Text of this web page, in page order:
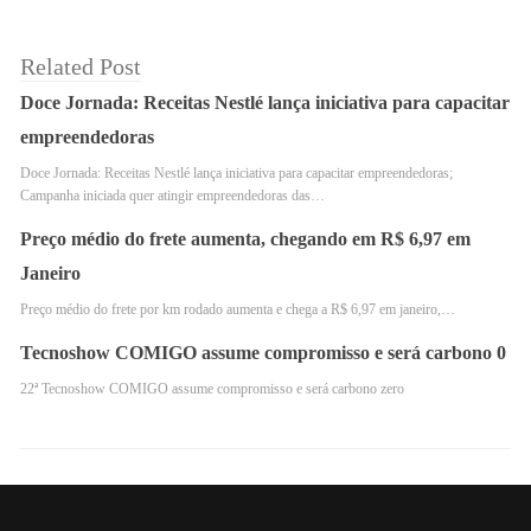
1º Encontro das Mulheres do
Related Post
Doce Jornada: Receitas Nestlé lança iniciativa para capacitar
empreendedoras
Doce Jornada: Receitas Nestlé lança iniciativa para capacitar empreendedoras;
Campanha iniciada quer atingir empreendedoras das…
Preço médio do frete aumenta, chegando em R$ 6,97 em
Janeiro
Preço médio do frete por km rodado aumenta e chega a R$ 6,97 em janeiro,…
Tecnoshow COMIGO assume compromisso e será carbono 0
22ª Tecnoshow COMIGO assume compromisso e será carbono zero